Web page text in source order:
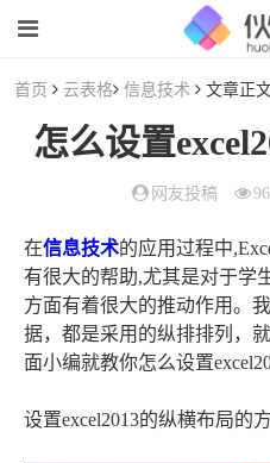
首页 云表格 信息技术 文章正
怎么设置
网友投稿
在信息技术的应用过程中
有很大的帮助,尤其是对于学
方面有着很大的推动作用。
据，都是采用的纵排排列，
面小编就教你怎么设置
设置excel2013的纵横布局的方